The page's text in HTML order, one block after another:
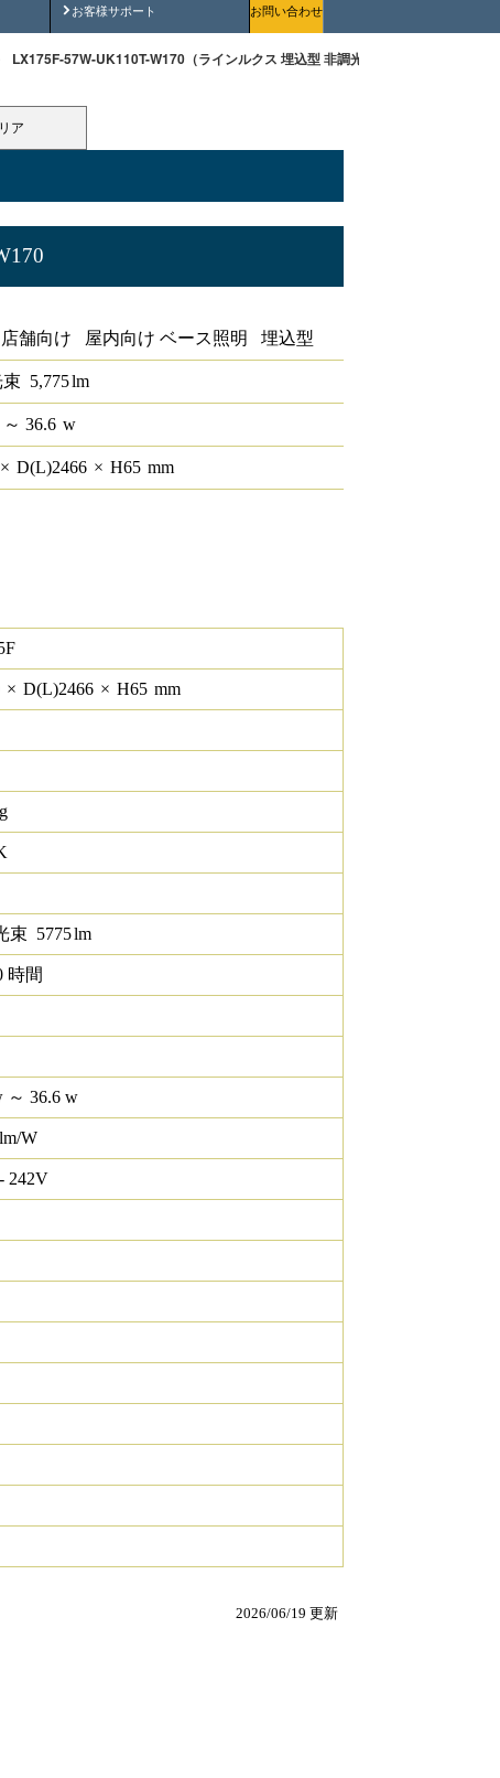
お客様サポート
安全にご使用いただくためにお問い合わせ
LX175F-57W-UK110T-W170（ラインルクス 埋込型 非調光 110形 幅150 ）
ア
舗向け 屋内向け ベース照明 埋込型
5,775lm
～ 36.6 w
× D(L)2466 × H65 mm
× D(L)2466 × H65 mm
束 5775lm
時間
～ 36.6 w
W
242V
2026/06/19 更新